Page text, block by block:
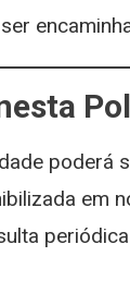
poderá
em